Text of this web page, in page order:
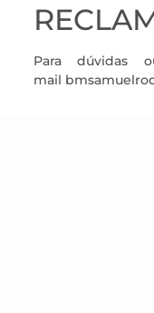
Para dúvidas
mail